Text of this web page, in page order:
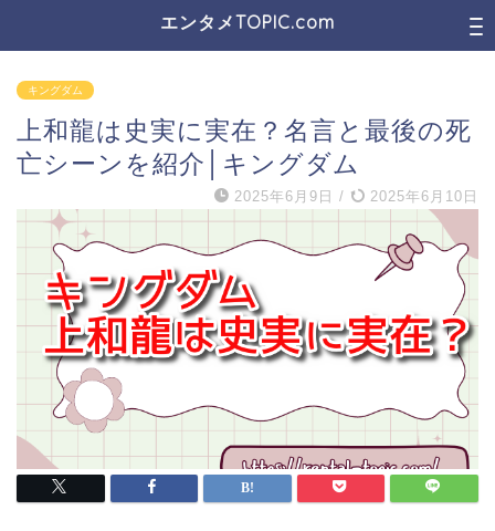
エンタメTOPIC.com
キングダム
上和龍は史実に実在？名言と最後の死
亡シーンを紹介│キングダム
2025年6月9日 / 2025年6月10日